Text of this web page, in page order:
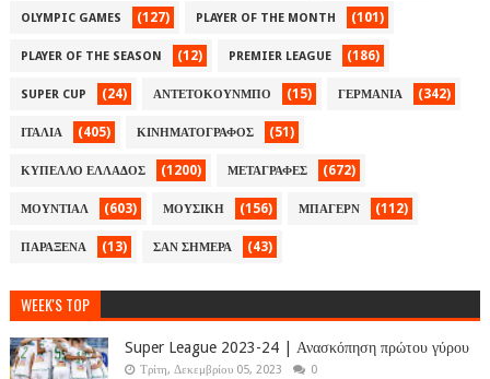
OLYMPIC GAMES (127) PLAYER OF THE MONTH (101)
PLAYER OF THE SEASON (12) PREMIER LEAGUE (186)
SUPER CUP (24) ΑΝΤΕΤΟΚΟΥΝΜΠΟ (15) ΓΕΡΜΑΝΙΑ (342)
ΙΤΑΛΙΑ (405) ΚΙΝΗΜΑΤΟΓΡΑΦΟΣ (51)
ΚΥΠΕΛΛΟ ΕΛΛΑΔΟΣ (1200) ΜΕΤΑΓΡΑΦΕΣ (672)
ΜΟΥΝΤΙΑΛ (603) ΜΟΥΣΙΚΗ (156) ΜΠΑΓΕΡΝ (112)
ΠΑΡΑΞΕΝΑ (13) ΣΑΝ ΣΗΜΕΡΑ (43)
WEEK'S TOP
Super League 2023-24 | Ανασκόπηση πρώτου γύρου
Τρίτη, Δεκεμβρίου 05, 2023 0